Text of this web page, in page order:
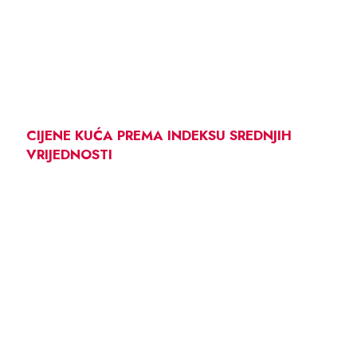
CIJENE KUĆA PREMA INDEKSU SREDNJIH
VRIJEDNOSTI